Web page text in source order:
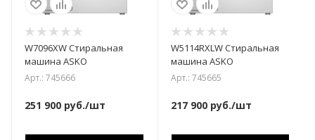
W7096XW Стиральная
машина ASKO
Арт.: 745666
251 900 руб./шт
W5114RXLW Стиральная
машина ASKO
Арт.: 745665
217 900руб./шт